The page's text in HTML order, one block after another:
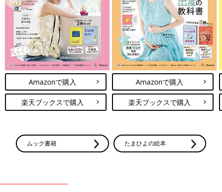
Amazonで購入
楽天ブックスで購入
Amazonで購入
楽天ブックスで購入
ムック書籍 たまひよの絵本